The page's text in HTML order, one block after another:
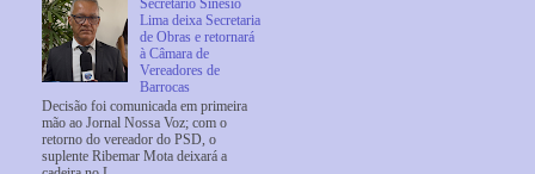
Secretário Sinésio
Lima deixa Secretaria
de Obras e retornará
à Câmara de
Vereadores de
Barrocas
Decisão foi comunicada em primeira
mão ao Jornal Nossa Voz; com o
retorno do vereador do PSD, o
suplente Ribemar Mota deixará a